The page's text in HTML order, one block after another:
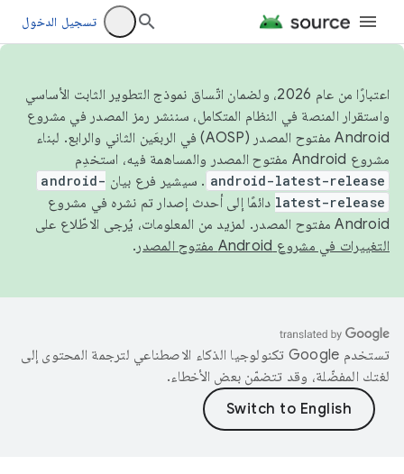
تسجيل الدخول
اعتبارًا من عام 2026، ولضمان اتّساق نموذج التطوير الثابت الأساسي
واستقرار المنصة في النظام المتكامل، سننشر رمز المصدر في مشروع
Android مفتوح المصدر (AOSP) في الربعَين الثاني والرابع. لبناء
مشروع Android مفتوح المصدر والمساهمة فيه، استخدِم
android-latest-release . سيشير فرع بيان android-
latest-release دائمًا إلى أحدث إصدار تم نشره في مشروع
Android مفتوح المصدر. لمزيد من المعلومات، يُرجى الاطّلاع على
التغييرات في مشروع Android مفتوح المصدر
.
تستخدم Google تكنولوجيا الذكاء الاصطناعي لترجمة المحتوى إلى
لغتك المفضّلة، وقد تتضمّن بعض الأخطاء.